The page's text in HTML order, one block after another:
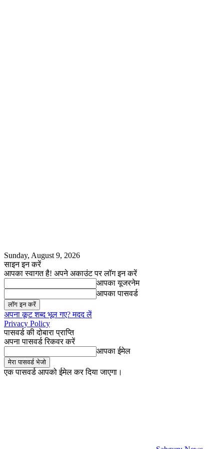
Sunday, August 9, 2026
साइन इन करें
आपका स्वागत है! अपने अकाउंट पर लॉग इन करें
आपका यूजरनेम
आपका पासवर्ड
अपना कूट शब्द भूल गए? मदद लें
Privacy Policy
पासवर्ड की दोबारा प्राप्ति
अपना पासवर्ड रिकवर करें
आपका ईमेल
एक पासवर्ड आपको ईमेल कर दिया जाएगा।